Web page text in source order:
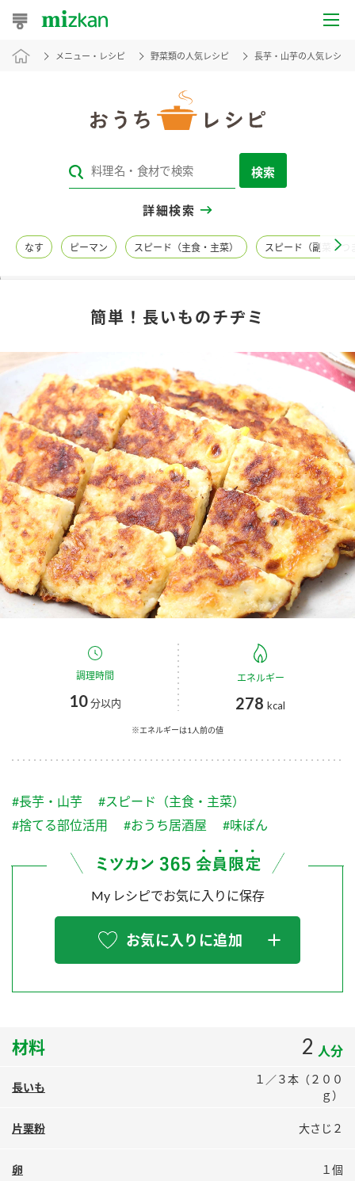
おうちレシピ
レシピカテゴリ一覧
レシピ名特集
商品情報
酢 調味酢
お酢ドリンク ぽん酢
みりん風・料理酒 鍋用調味料
つゆ たれ
スープ 中華
ふりかけ おすしの素
炊き込みご飯の素 米飯用調味液
Fibee
新商品一覧
キャンペーン情報
ブランド・スペシャルサイト
ブランド・スペシャルサイト トップ
商品ブランドサイト
Fibee（ファイビー）
くらしプラ酢
お酢ドリンク
つゆ
納豆のサイト
三ツ判山吹
スペシャルサイト
お酢を知ろう！
すしラボ
納豆の豆知識
ロングセラー商品 ＋ おすすめレシピ
企業情報
国内事業概要
企業理念
ミツカンの歴史
ミツカンを知る
環境への取り組み
MIM（ミツカンミュージアム）
お客様相談センター
お客様の声をいかしました
販売終了製品のご案内
よくあるご質問
メニュー・レシピ 野菜類の人気レシピ 長芋・山芋の人気レシピ
検索
詳細検索
なす ピーマン スピード（主食・主菜） スピード（副菜・つ
簡単！長いものチヂミ
調理時間
10分以内
エネルギー
278 kcal
※エネルギーは1人前の値
#長芋・山芋
#スピード（主食・主菜）
#捨てる部位活用
#おうち居酒屋 #味ぽん
My レシピでお気に入りに保存
お気に入りに追加
材料 2 人分
長いも
１／３本（２００
ｇ）
片栗粉 大さじ２
卵 １個